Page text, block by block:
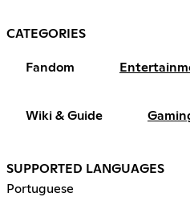
CATEGORIES
Fandom
Wiki & Guide
SUPPORTED LANGUAGES
Portuguese